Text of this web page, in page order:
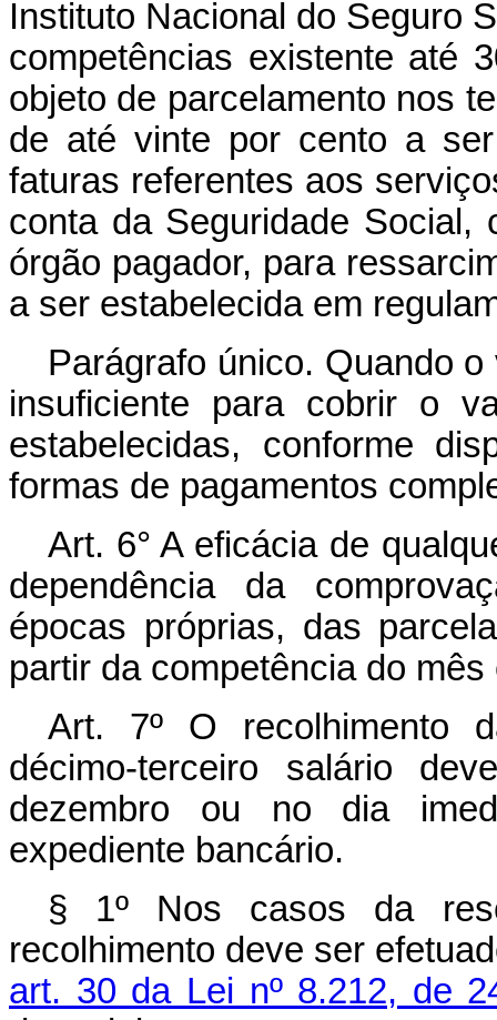
Instituto Nacional do Seguro
competências existente até
objeto de parcelamento nos
de até vinte por cento a
faturas referentes aos
conta da Seguridade Social,
órgão pagador, para
a ser estabelecida em
Parágrafo único. Quando
insuficiente para cobrir o
estabelecidas, conforme
formas de pagamentos
Art. 6° A eficácia de
dependência da
épocas próprias, das
partir da competência do
Art. 7º O recolhimento
décimo-terceiro salário
dezembro ou no dia
expediente bancário.
§ 1º Nos casos da
recolhimento deve ser
art. 30 da Lei nº 8.212, de